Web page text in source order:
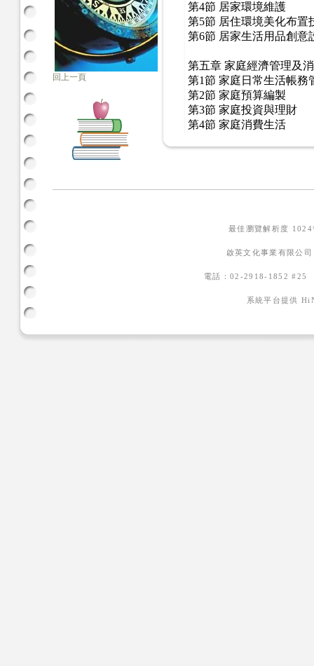
回上一頁
第4節 居家環境維護
第5節 居住環境美化布置
第6節 居家生活用品創意
第五章 家庭經濟管理及
第1節 家庭日常生活帳務
第2節 家庭預算編製
第3節 家庭投資與理財
第4節 家庭消費生活
最佳瀏覽解析度
啟英文化事業有限公
電話：02-2918-1852
系統平台提供